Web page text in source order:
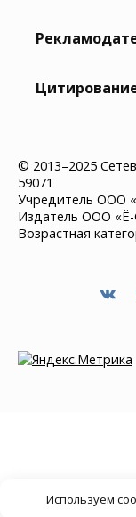
© 2013–2025
59071
Учредитель ООО
Издатель ООО «Ё-
Возрастная
Используем